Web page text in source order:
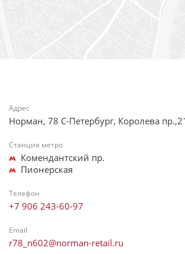
Адрес
Норман, 78 С-Петербург, Королева
Станция метро
Комендантский пр.
Пионерская
Телефон
+7 906 243-60-97
Email
r78_n602@norman-retail.ru